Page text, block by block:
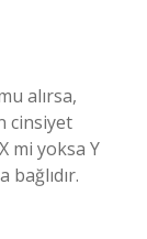
alırsa,
cinsiyet
mi yoksa Y